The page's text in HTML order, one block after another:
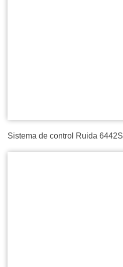
Sistema de control Ruida 6442S